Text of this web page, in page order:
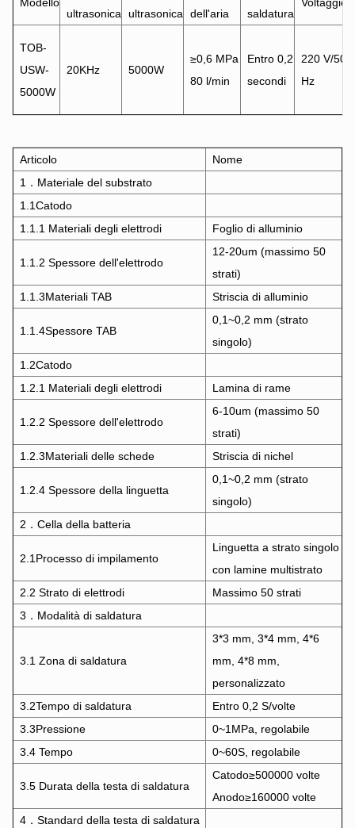
Modello
ultrasonica ultrasonica dell'aria saldatura
Voltaggio
TOB-
USW-
5000W
20KHz 5000W
≥0,6 MPa
80 l/min
Entro 0,2
secondi
220 V/50
Hz
Articolo
Nome
1．Materiale del substrato
1.1Catodo
1.1.1 Materiali degli elettrodi
Foglio di alluminio
1.1.2 Spessore dell'elettrodo
12-20um (massimo 50
strati)
1.1.3Materiali TAB Striscia di alluminio
1.1.4Spessore TAB
0,1~0,2 mm (strato
singolo)
1.2Catodo
1.2.1 Materiali degli elettrodi
Lamina di rame
1.2.2 Spessore dell'elettrodo
6-10um (massimo 50
strati)
1.2.3Materiali delle schede Striscia di nichel
1.2.4 Spessore della linguetta
0,1~0,2 mm (strato
singolo)
2．Cella della batteria
2.1Processo di impilamento
Linguetta a strato singolo
con lamine multistrato
2.2 Strato di elettrodi
Massimo 50 strati
3．Modalità di saldatura
3.1 Zona di saldatura
3*3 mm, 3*4 mm, 4*6
mm, 4*8 mm,
personalizzato
3.2Tempo di saldatura
Entro 0,2 S/volte
3.3Pressione
0~1MPa, regolabile
3.4 Tempo
0~60S, regolabile
3.5 Durata della testa di saldatura
Catodo≥500000 volte
Anodo≥160000 volte
4．Standard della testa di saldatura